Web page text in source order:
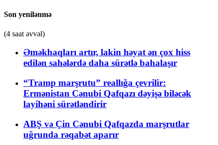
Son yenilənmə
(4 saat əvvəl)
Əməkhaqları artır, lakin həyat ən çox hiss
edilən sahələrdə daha sürətlə bahalaşır
“Tramp marşrutu” reallığa çevrilir:
Ermənistan Cənubi Qafqazı dəyişə biləcək
layihəni sürətləndirir
ABŞ və Çin Cənubi Qafqazda marşrutlar
uğrunda rəqabət aparır